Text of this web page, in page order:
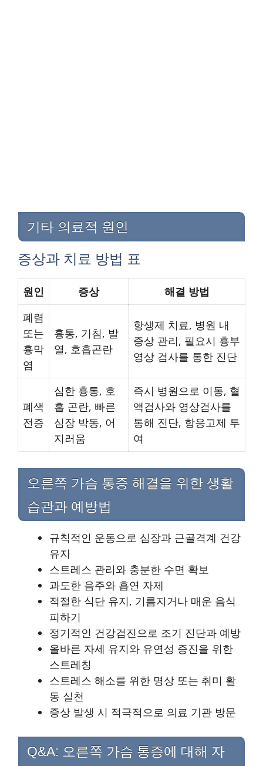
기타 의료적 원인
증상과 치료 방법 표
원인 증상
해결 방법
폐렴
또는
흉막
염
흉통, 기침, 발
열, 호흡곤란
항생제 치료, 병원 내
증상 관리, 필요시 흉부
영상 검사를 통한 진단
폐색
전증
심한 흉통, 호
흡 곤란, 빠른
심장 박동, 어
지러움
즉시 병원으로 이동, 혈
액검사와 영상검사를
통해 진단, 항응고제 투
여
오른쪽 가슴 통증 해결을 위한 생활
습관과 예방법
규칙적인 운동으로 심장과 근골격계 건강
유지
스트레스 관리와 충분한 수면 확보
과도한 음주와 흡연 자제
적절한 식단 유지, 기름지거나 매운 음식
피하기
정기적인 건강검진으로 조기 진단과 예방
올바른 자세 유지와 유연성 증진을 위한
스트레칭
스트레스 해소를 위한 명상 또는 취미 활
동 실천
증상 발생 시 적극적으로 의료 기관 방문
Q&A: 오른쪽 가슴 통증에 대해 자